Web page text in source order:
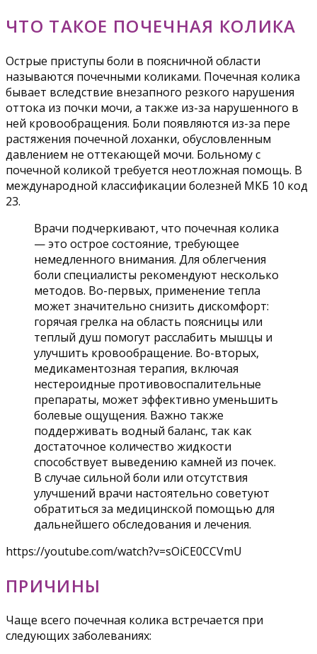
ЧТО ТАКОЕ ПОЧЕЧНАЯ КОЛИКА
Острые приступы боли в поясничной области
называются почечными коликами. Почечная колика
бывает вследствие внезапного резкого нарушения
оттока из почки мочи, а также из-за нарушенного в
ней кровообращения. Боли появляются из-за пере
растяжения почечной лоханки, обусловленным
давлением не оттекающей мочи. Больному с
почечной коликой требуется неотложная помощь. В
международной классификации болезней МКБ 10 код
23.
Врачи подчеркивают, что почечная колика
— это острое состояние, требующее
немедленного внимания. Для облегчения
боли специалисты рекомендуют несколько
методов. Во-первых, применение тепла
может значительно снизить дискомфорт:
горячая грелка на область поясницы или
теплый душ помогут расслабить мышцы и
улучшить кровообращение. Во-вторых,
медикаментозная терапия, включая
нестероидные противовоспалительные
препараты, может эффективно уменьшить
болевые ощущения. Важно также
поддерживать водный баланс, так как
достаточное количество жидкости
способствует выведению камней из почек.
В случае сильной боли или отсутствия
улучшений врачи настоятельно советуют
обратиться за медицинской помощью для
дальнейшего обследования и лечения.
https://youtube.com/watch?v=sOiCE0CCVmU
ПРИЧИНЫ
Чаще всего почечная колика встречается при
следующих заболеваниях: